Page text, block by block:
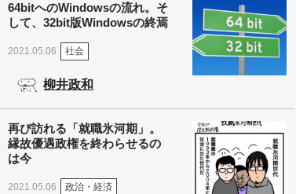
64bitへのWindowsの流れ。そ
して、32bit版Windowsの終焉
2021.05.06 社会
柳井政和
再び訪れる「就職氷河期」。
縁故優遇政権を終わらせるの
は今
2021.05.06 政治・経済